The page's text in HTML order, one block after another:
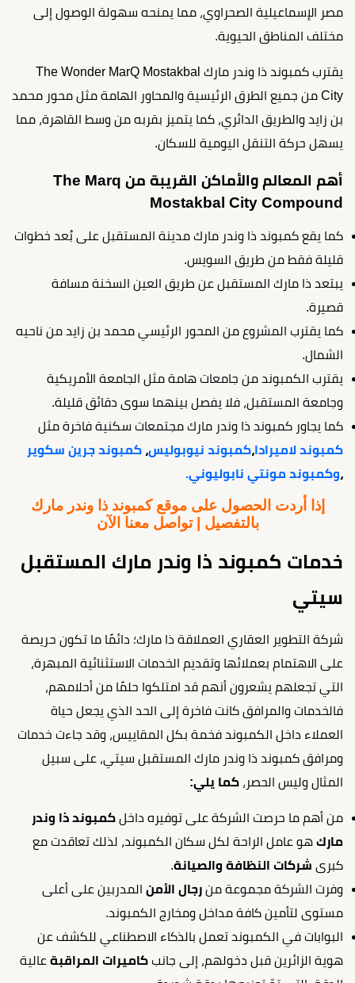
مصر الإسماعيلية الصحراوي، مما يمنحه سهولة الوصول إلى
مختلف المناطق الحيوية.
يقترب كمبوند ذا وندر مارك The Wonder MarQ Mostakbal
City من جميع الطرق الرئيسية والمحاور الهامة مثل محور محمد
بن زايد والطريق الدائري، كما يتميز بقربه من وسط القاهرة، مما
يسهل حركة التنقل اليومية للسكان.
أهم المعالم والأماكن القريبة من The Marq
Mostakbal City Compound
كما يقع كمبوند ذا وندر مارك مدينة المستقبل على بُعد خطوات
قليلة فقط من طريق السويس.
يبتعد ذا مارك المستقبل عن طريق العين السخنة مسافة
قصيرة.
كما يقترب المشروع من المحور الرئيسي محمد بن زايد من ناحيه
الشمال.
يقترب الكمبوند من جامعات هامة مثل الجامعة الأمريكية
وجامعة المستقبل، فلا يفصل بينهما سوى دقائق قليلة.
كما يجاور كمبوند ذا وندر مارك مجتمعات سكنية فاخرة مثل
كمبوند لاميرادا،كمبوند نيوبوليس، كمبوند جرين سكوير
،وكمبوند مونتي نابوليوني.
إذا أردت الحصول على موقع كمبوند ذا وندر مارك
بالتفصيل | تواصل معنا الآن
خدمات كمبوند ذا وندر مارك المستقبل
سيتي
شركة التطوير العقاري العملاقة ذا مارك؛ دائمًا ما تكون حريصة
على الاهتمام بعملائها وتقديم الخدمات الاستثنائية المبهرة،
التي تجعلهم يشعرون أنهم قد امتلكوا حلمًا من أحلامهم،
فالخدمات والمرافق كانت فاخرة إلى الحد الذي يجعل حياة
العملاء داخل الكمبوند فخمة بكل المقاييس، وقد جاءت خدمات
ومرافق كمبوند ذا وندر مارك المستقبل سيتي، على سبيل
المثال وليس الحصر، كما يلي:
من أهم ما حرصت الشركة على توفيره داخل كمبوند ذا وندر
مارك هو عامل الراحة لكل سكان الكمبوند، لذلك تعاقدت مع
كبرى شركات النظافة والصيانة.
وفرت الشركة مجموعة من رجال الأمن المدربين على أعلى
مستوى لتأمين كافة مداخل ومخارج الكمبوند.
البوابات في الكمبوند تعمل بالذكاء الاصطناعي للكشف عن
هوية الزائرين قبل دخولهم، إلى جانب كاميرات المراقبة عالية